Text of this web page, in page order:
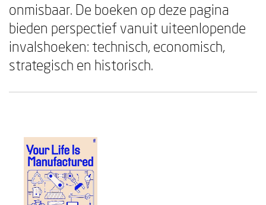
onmisbaar. De boeken op deze pagina
bieden perspectief vanuit uiteenlopende
invalshoeken: technisch, economisch,
strategisch en historisch.